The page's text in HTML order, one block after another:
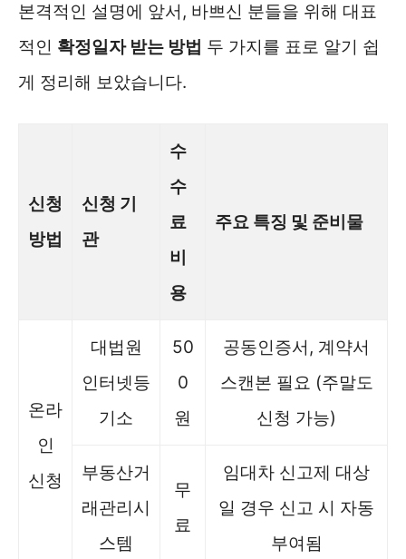
본격적인 설명에 앞서, 바쁘신 분들을 위해 대표
적인 확정일자 받는 방법 두 가지를 표로 알기 쉽
게 정리해 보았습니다.
신청
방법
신청 기
관
수
수
료
비
용
주요 특징 및 준비물
온라
인
신청
대법원
인터넷등
기소
50
0
원
공동인증서, 계약서
스캔본 필요 (주말도
신청 가능)
부동산거
래관리시
스템
무
료
임대차 신고제 대상
일 경우 신고 시 자동
부여됨